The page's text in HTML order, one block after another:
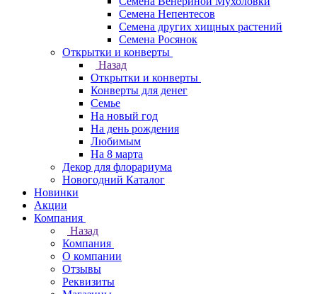
Семена Непентесов
Семена других хищных растений
Семена Росянок
Открытки и конверты
Назад
Открытки и конверты
Конверты для денег
Семье
На новый год
На день рождения
Любимым
На 8 марта
Декор для флорариума
Новогодний Каталог
Новинки
Акции
Компания
Назад
Компания
О компании
Отзывы
Реквизиты